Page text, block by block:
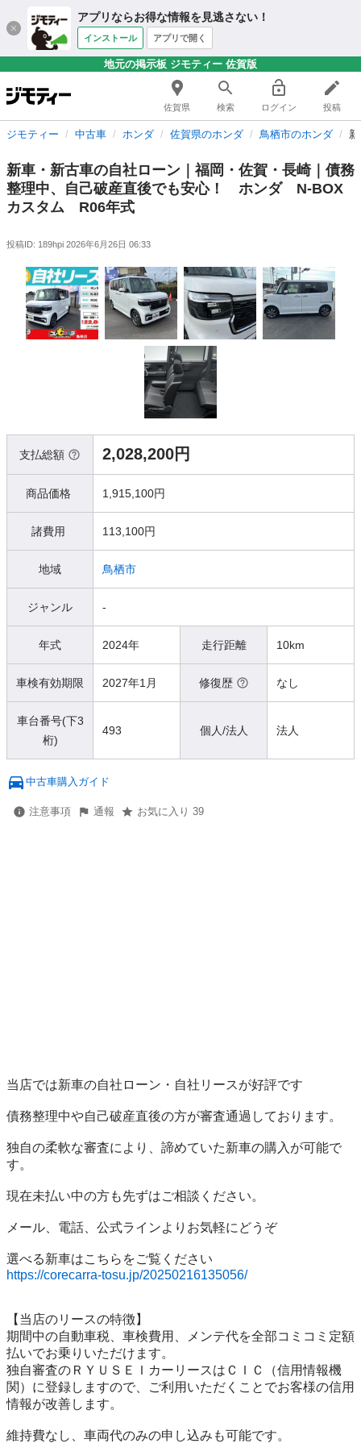
アプリならお得な情報を見逃さない！
インストール アプリで開く
地元の掲示板 ジモティー 佐賀版
佐賀県 検索 ログイン 投稿
ジモティー 中古車 ホンダ 佐賀県のホンダ 鳥栖市のホンダ
新車・新古車の自社ローン｜福岡・佐賀・長崎｜債務
整理中、自己破産直後でも安心！ ホンダ N-BOX
カスタム R06年式
投稿ID: 189hpi 2026年6月26日 06:33
支払総額 2,028,200円
商品価格 1,915,100円
諸費用 113,100円
地域 鳥栖市
ジャンル -
年式 2024年 走行距離 10km
車検有効期限 2027年1月 修復歴 なし
車台番号(下3
桁)
493 個人/法人 法人
中古車購入ガイド
注意事項 通報 お気に入り 39
当店では新車の自社ローン・自社リースが好評です
債務整理中や自己破産直後の方が審査通過しております。
独自の柔軟な審査により、諦めていた新車の購入が可能で
す。
現在未払い中の方も先ずはご相談ください。
メール、電話、公式ラインよりお気軽にどうぞ
https://corecarra-tosu.jp/20250216135056/
【当店のリースの特徴】
期間中の自動車税、車検費用、メンテ代を全部コミコミ定額
払いでお乗りいただけます。
独自審査のＲＹＵＳＥＩカーリースはＣＩＣ（信用情報機
関）に登録しますので、ご利用いただくことでお客様の信用
情報が改善します。
維持費なし、車両代のみの申し込みも可能です。